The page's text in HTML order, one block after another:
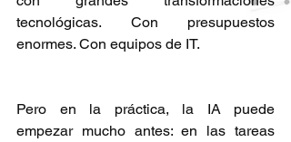
tecnológicas. Con presupuestos
enormes. Con equipos de IT.
Pero en la práctica, la IA puede
empezar mucho antes: en las tareas